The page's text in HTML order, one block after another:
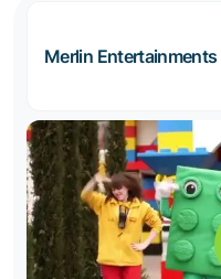
Merlin Entertainments